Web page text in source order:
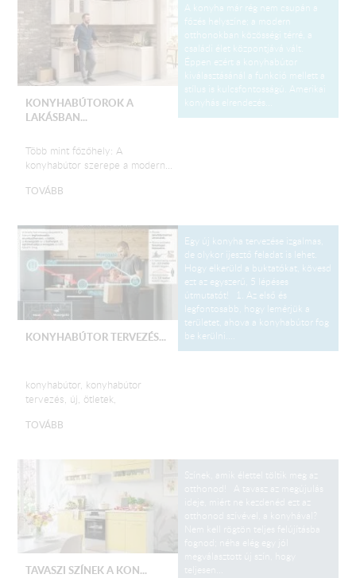
KONYHABÚTOROK A
LAKÁSBAN...
Több mint főzőhely: A
konyhabútor szerepe a modern...
TOVÁBB
A konyha már rég nem csupán a
főzés helyszíne; a modern
otthonokban közösségi térré, a
családi élet központjává vált.
Éppen ezért a konyhabútor
kiválasztásánál a funkció mellett a
stílus is kulcsfontosságú. Amerikai
konyhás elrendezés...
KONYHABÚTOR TERVEZÉS...
konyhabútor, konyhabútor
tervezés, új, ötletek,
TOVÁBB
Egy új konyha tervezése izgalmas,
de olykor ijesztő feladat is lehet.
Hogy elkerüld a buktatókat, kövesd
ezt az egyszerű, 5 lépéses
útmutatót! 1. Az első és
legfontosabb, hogy lemérjük a
területet, ahova a konyhabútor fog
be kerülni....
TAVASZI SZÍNEK A KON...
Színek, amik élettel töltik meg az
otthonod! A tavasz az megújulás
ideje, miért ne kezdenéd ezt az
otthonod szívével, a konyhával?
Nem kell rögtön teljes felújításba
fognod; néha elég egy jól
megválasztott új szín, hogy
teljesen...